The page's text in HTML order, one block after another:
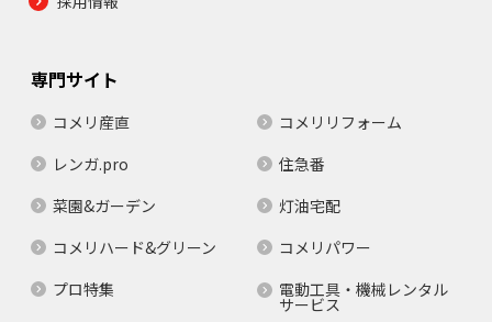
専門サイト
コメリ産直
コメリリフォーム
レンガ.pro
住急番
菜園&ガーデン
灯油宅配
コメリハード&グリーン
コメリパワー
プロ特集
電動工具・機械レンタル
サービス